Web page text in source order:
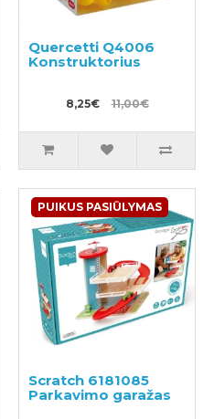
Quercetti Q4006
Konstruktorius
8,25€ 11,00€
PUIKUS PASIŪLYMAS
Scratch 6181085
Parkavimo garažas